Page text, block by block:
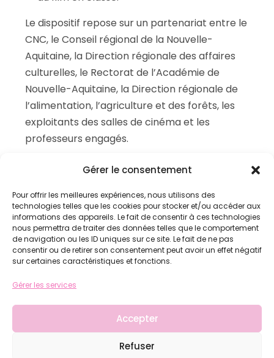
Gérer le consentement
Pour offrir les meilleures expériences, nous utilisons des
technologies telles que les cookies pour stocker et/ou accéder aux
informations des appareils. Le fait de consentir à ces technologies
nous permettra de traiter des données telles que le comportement
de navigation ou les ID uniques sur ce site. Le fait de ne pas
consentir ou de retirer son consentement peut avoir un effet négatif
sur certaines caractéristiques et fonctions.
Gérer les services
Accepter
Refuser
Le dispositif repose sur un partenariat entre le
CNC, le Conseil régional de la Nouvelle-
Aquitaine, la Direction régionale des affaires
culturelles, le Rectorat de l’Académie de
Nouvelle-Aquitaine, la Direction régionale de
l’alimentation, l’agriculture et des forêts, les
exploitants des salles de cinéma et les
professeurs engagés.
Politique de confidentialité|Politique de